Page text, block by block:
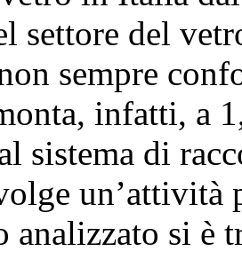
settore del
sempre
infatti, a
sistema di
un’attività
analizzato si è